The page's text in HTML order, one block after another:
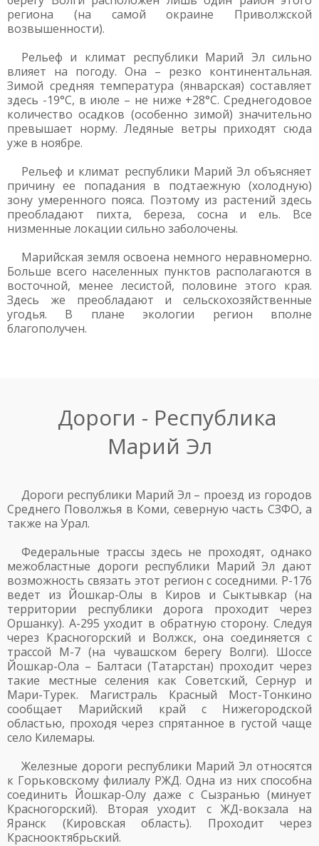
региона (на самой окраине Приволжской
возвышенности).
Рельеф и климат республики Марий Эл сильно
влияет на погоду. Она – резко континентальная.
Зимой средняя температура (январская) составляет
здесь -19°С, в июле – не ниже +28°C. Среднегодовое
количество осадков (особенно зимой) значительно
превышает норму. Ледяные ветры приходят сюда
уже в ноябре.
Рельеф и климат республики Марий Эл объясняет
причину ее попадания в подтаежную (холодную)
зону умеренного пояса. Поэтому из растений здесь
преобладают пихта, береза, сосна и ель. Все
низменные локации сильно заболочены.
Марийская земля освоена немного неравномерно.
Больше всего населенных пунктов располагаются в
восточной, менее лесистой, половине этого края.
Здесь же преобладают и сельскохозяйственные
угодья. В плане экологии регион вполне
благополучен.
Дороги - Республика
Марий Эл
Дороги республики Марий Эл – проезд из городов
Среднего Поволжья в Коми, северную часть СЗФО, а
также на Урал.
Федеральные трассы здесь не проходят, однако
межобластные дороги республики Марий Эл дают
возможность связать этот регион с соседними. Р-176
ведет из Йошкар-Олы в Киров и Сыктывкар (на
территории республики дорога проходит через
Оршанку). А-295 уходит в обратную сторону. Следуя
через Красногорский и Волжск, она соединяется с
трассой М-7 (на чувашском берегу Волги). Шоссе
Йошкар-Ола – Балтаси (Татарстан) проходит через
такие местные селения как Советский, Сернур и
Мари-Турек. Магистраль Красный Мост-Тонкино
сообщает Марийский край с Нижегородской
областью, проходя через спрятанное в густой чаще
село Килемары.
Железные дороги республики Марий Эл относятся
к Горьковскому филиалу РЖД. Одна из них способна
соединить Йошкар-Олу даже с Сызранью (минует
Красногорский). Вторая уходит с ЖД-вокзала на
Яранск (Кировская область). Проходит через
Краснооктябрьский.